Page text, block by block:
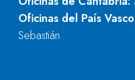
Oficinas del País
Sebastián